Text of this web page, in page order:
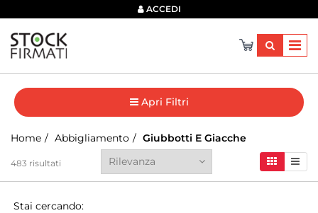
ACCEDI
Apri Filtri
Home Abbigliamento Giubbotti E Giacche
483 risultati
Stai cercando: